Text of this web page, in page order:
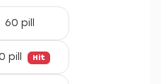
60 pill
pill Hit